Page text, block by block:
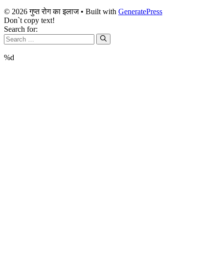
© 2026 गुप्त रोग का इलाज• Built with GeneratePress
Don`t copy text!
Search for:
%d